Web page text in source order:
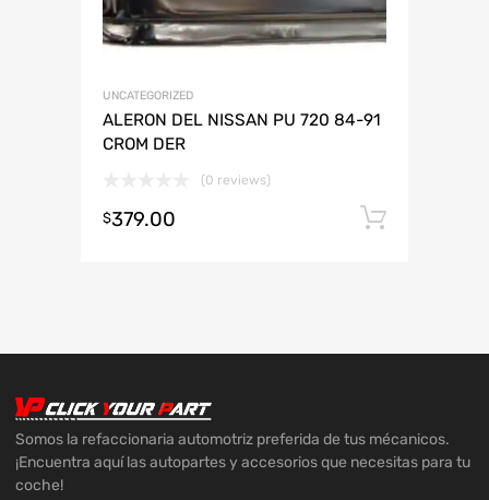
UNCATEGORIZED
ALERON DEL NISSAN PU 720 84-91
CROM DER
(0 reviews)
$379.00
Somos la refaccionaria automotriz preferida de tus mécanicos.
¡Encuentra aquí las autopartes y accesorios que necesitas para tu
coche!